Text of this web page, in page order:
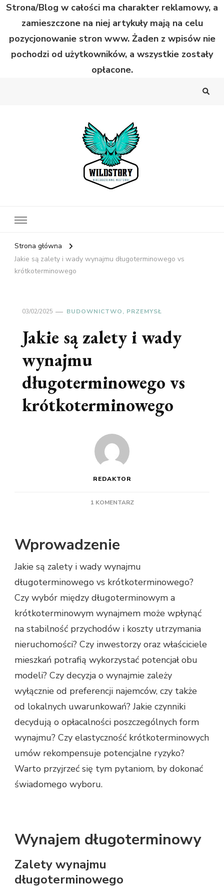
Strona/Blog w całości ma charakter reklamowy, a
zamieszczone na niej artykuły mają na celu
pozycjonowanie stron www. Żaden z wpisów nie
pochodzi od użytkowników, a wszystkie zostały
opłacone.
Strona główna
Jakie są zalety i wady wynajmu długoterminowego vs
krótkoterminowego
03/02/2025 BUDOWNICTWO, PRZEMYSŁ
Jakie są zalety i wady
wynajmu
długoterminowego vs
krótkoterminowego
REDAKTOR
1 KOMENTARZDO
WYNAJMU
VS
KRÓTKOTERMINOWEGO
Wprowadzenie
Jakie są zalety i wady wynajmu
długoterminowego vs krótkoterminowego?
Czy wybór między długoterminowym a
krótkoterminowym wynajmem może wpłynąć
na stabilność przychodów i koszty utrzymania
nieruchomości? Czy inwestorzy oraz właściciele
mieszkań potrafią wykorzystać potencjał obu
modeli? Czy decyzja o wynajmie zależy
wyłącznie od preferencji najemców, czy także
od lokalnych uwarunkowań? Jakie czynniki
decydują o opłacalności poszczególnych form
wynajmu? Czy elastyczność krótkoterminowych
umów rekompensuje potencjalne ryzyko?
Warto przyjrzeć się tym pytaniom, by dokonać
świadomego wyboru.
Wynajem długoterminowy
Zalety wynajmu
długoterminowego